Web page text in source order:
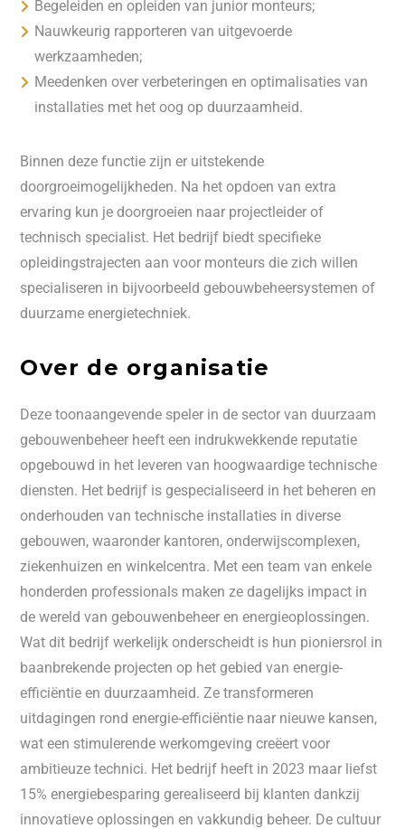
Begeleiden en opleiden van junior monteurs;
Nauwkeurig rapporteren van uitgevoerde
werkzaamheden;
Meedenken over verbeteringen en optimalisaties van
installaties met het oog op duurzaamheid.
Binnen deze functie zijn er uitstekende
doorgroeimogelijkheden. Na het opdoen van extra
ervaring kun je doorgroeien naar projectleider of
technisch specialist. Het bedrijf biedt specifieke
opleidingstrajecten aan voor monteurs die zich willen
specialiseren in bijvoorbeeld gebouwbeheersystemen of
duurzame energietechniek.
Over de organisatie
Deze toonaangevende speler in de sector van duurzaam
gebouwenbeheer heeft een indrukwekkende reputatie
opgebouwd in het leveren van hoogwaardige technische
diensten. Het bedrijf is gespecialiseerd in het beheren en
onderhouden van technische installaties in diverse
gebouwen, waaronder kantoren, onderwijscomplexen,
ziekenhuizen en winkelcentra. Met een team van enkele
honderden professionals maken ze dagelijks impact in
de wereld van gebouwenbeheer en energieoplossingen.
Wat dit bedrijf werkelijk onderscheidt is hun pioniersrol in
baanbrekende projecten op het gebied van energie-
efficiëntie en duurzaamheid. Ze transformeren
uitdagingen rond energie-efficiëntie naar nieuwe kansen,
wat een stimulerende werkomgeving creëert voor
ambitieuze technici. Het bedrijf heeft in 2023 maar liefst
15% energiebesparing gerealiseerd bij klanten dankzij
innovatieve oplossingen en vakkundig beheer. De cultuur